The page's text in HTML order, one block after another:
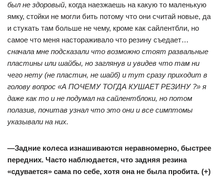
был не здоровый, когда наезжаешь на какую то маленькую
ямку, стойки не могли бить потому что они считай новые, да
и стукать там больше не чему, кроме как сайлентбли, но
самое что меня настораживало что резину съедает…
сначала мне подсказали что возможно стоят развальные
пластины или шайбы, но заглянув и увидев что там ни
чего нету (не пластин, не шайб) и тут сразу приходит в
голову вопрос «А ПОЧЕМУ ТОГДА КУШАЕТ РЕЗИНУ ?» я
даже как то и не подумал на сайлентблоки, но потом
полазив, почитав узнал что это они и все симптомы
указывали на них.
—Задние колеса изнашиваются неравномерно, быстрее
передних. Часто наблюдается, что задняя резина
«сдувается» сама по себе, хотя она не была пробита. (+)